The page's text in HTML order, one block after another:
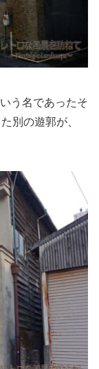
う名であったそ
別の遊郭が、